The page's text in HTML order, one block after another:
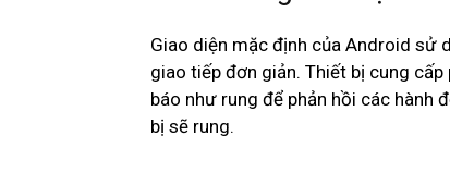
Giao diện mặc định của Android sử
giao tiếp đơn giản. Thiết bị cung
báo như rung để phản hồi các hành
bị sẽ rung.